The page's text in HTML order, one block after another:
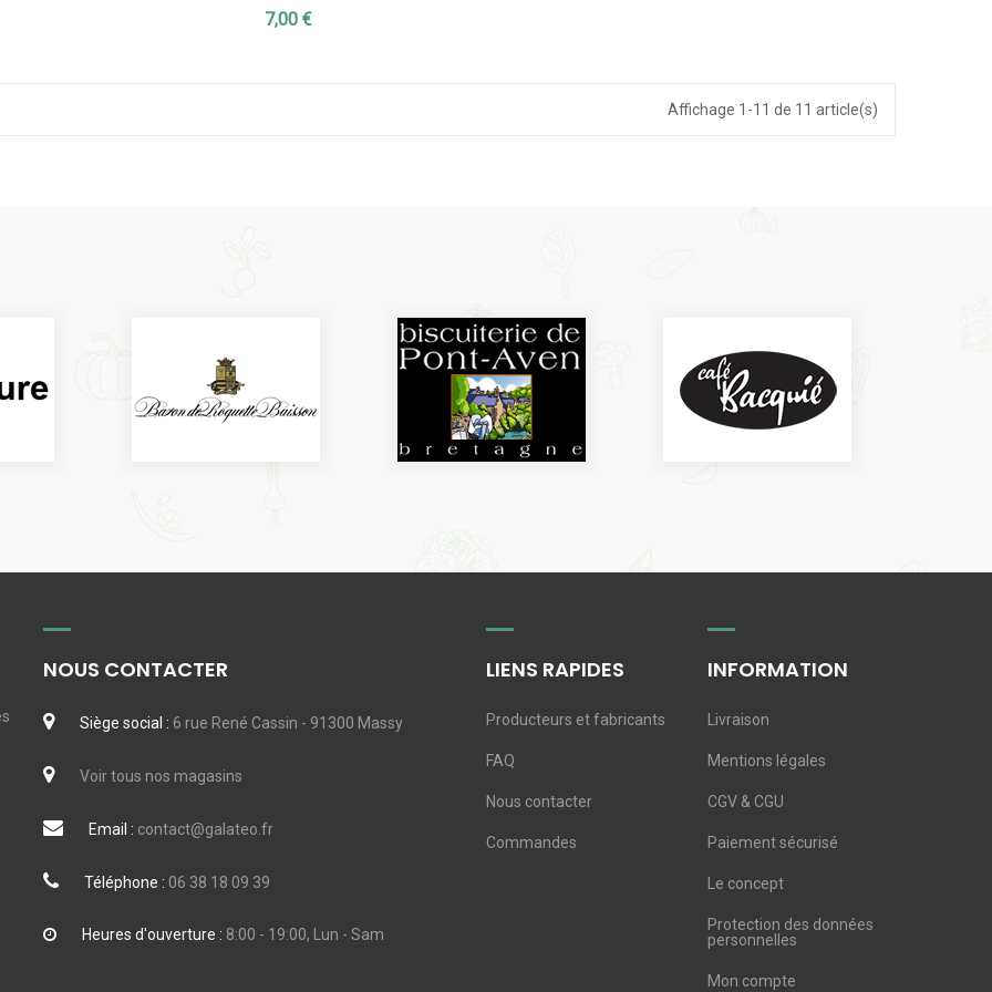
7,00 €
Affichage 1-11 de 11 article(s)
NOUS CONTACTER
Siège social : 6 rue René Cassin - 91300 Massy
Voir tous nos magasins
Email : contact@galateo.fr
Téléphone : 06 38 18 09 39
Heures d'ouverture : 8:00 - 19:00, Lun - Sam
LIENS RAPIDES
Producteurs et fabricants
FAQ
Nous contacter
Commandes
INFORMATION
Livraison
Mentions légales
CGV & CGU
Paiement sécurisé
Le concept
Protection des données
personnelles
Mon compte